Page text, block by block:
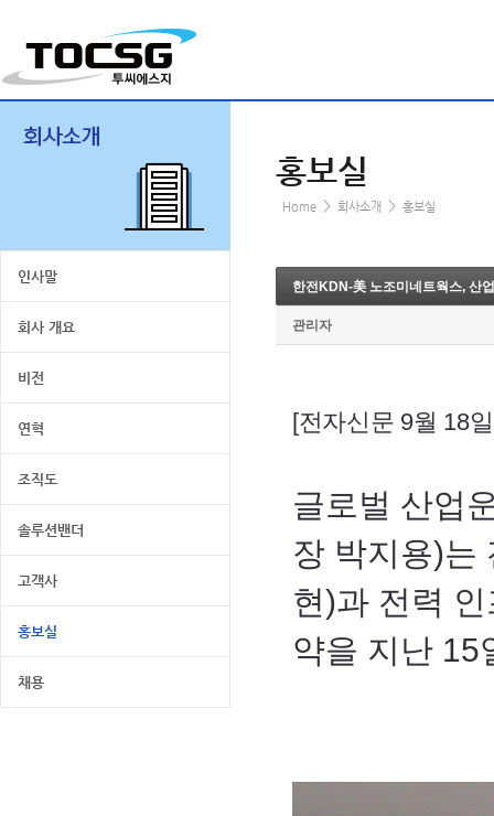
인사말
회사 개요
비전
연혁
조직도
솔루션밴더
고객사
홍보실
채용
홍보실
Home > 회사소개 > 홍보실
한전KDN-美 노조미네트웍스, 산
관리자
[전자신문 9월 18
글로벌 산업
장 박지용)는
현)과 전력
약을 지난 15